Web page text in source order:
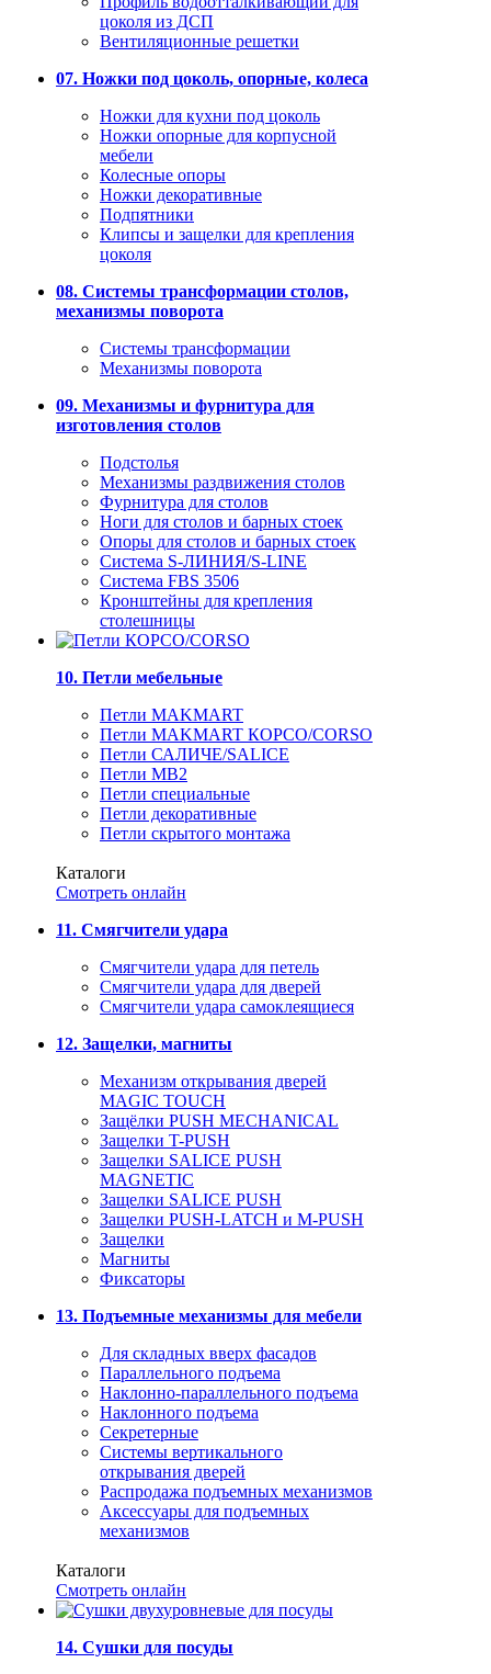
цоколя из ДСП
Вентиляционные решетки
07. Ножки под цоколь, опорные, колеса
Ножки для кухни под цоколь
Ножки опорные для корпусной
мебели
Колесные опоры
Ножки декоративные
Подпятники
Клипсы и защелки для крепления
цоколя
08. Системы трансформации столов,
механизмы поворота
Системы трансформации
Механизмы поворота
09. Механизмы и фурнитура для
изготовления столов
Подстолья
Механизмы раздвижения столов
Фурнитура для столов
Ноги для столов и барных стоек
Опоры для столов и барных стоек
Система S-ЛИНИЯ/S-LINE
Система FBS 3506
Кронштейны для крепления
столешницы
10. Петли мебельные
Петли MAKMART
Петли MAKMART КОРСО/CORSO
Петли САЛИЧЕ/SALICE
Петли MB2
Петли специальные
Петли декоративные
Петли скрытого монтажа
Каталоги
Смотреть онлайн
11. Смягчители удара
Смягчители удара для петель
Смягчители удара для дверей
Cмягчители удара самоклеящиеся
12. Защелки, магниты
Механизм открывания дверей
MAGIC TOUCH
Защёлки PUSH MECHANICAL
Защелки T-PUSH
Защелки SALICE PUSH
MAGNETIC
Защелки SALICE PUSH
Защелки PUSH-LATCH и M-PUSH
Защелки
Магниты
Фиксаторы
13. Подъемные механизмы для мебели
Для складных вверх фасадов
Параллельного подъема
Наклонно-параллельного подъема
Наклонного подъема
Секретерные
Системы вертикального
открывания дверей
Распродажа подъемных механизмов
Аксессуары для подъемных
механизмов
Каталоги
Смотреть онлайн
14. Сушки для посуды